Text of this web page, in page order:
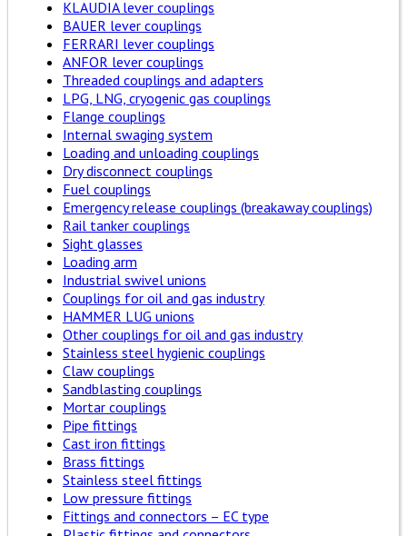
KLAUDIA lever couplings
BAUER lever couplings
FERRARI lever couplings
ANFOR lever couplings
Threaded couplings and adapters
LPG, LNG, cryogenic gas couplings
Flange couplings
Internal swaging system
Loading and unloading couplings
Dry disconnect couplings
Fuel couplings
Emergency release couplings (breakaway couplings)
Rail tanker couplings
Sight glasses
Loading arm
Industrial swivel unions
Couplings for oil and gas industry
HAMMER LUG unions
Other couplings for oil and gas industry
Stainless steel hygienic couplings
Claw couplings
Sandblasting couplings
Mortar couplings
Pipe fittings
Cast iron fittings
Brass fittings
Stainless steel fittings
Low pressure fittings
Fittings and connectors – EC type